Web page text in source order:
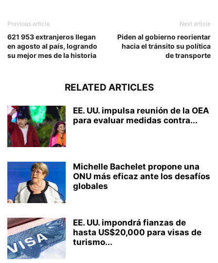
Previous article
621 953 extranjeros llegan
en agosto al país, logrando
su mejor mes de la historia
Next article
Piden al gobierno reorientar
hacia el tránsito su política
de transporte
RELATED ARTICLES
EE. UU. impulsa reunión de la OEA
para evaluar medidas contra...
Michelle Bachelet propone una
ONU más eficaz ante los desafíos
globales
EE. UU. impondrá fianzas de
hasta US$20,000 para visas de
turismo...